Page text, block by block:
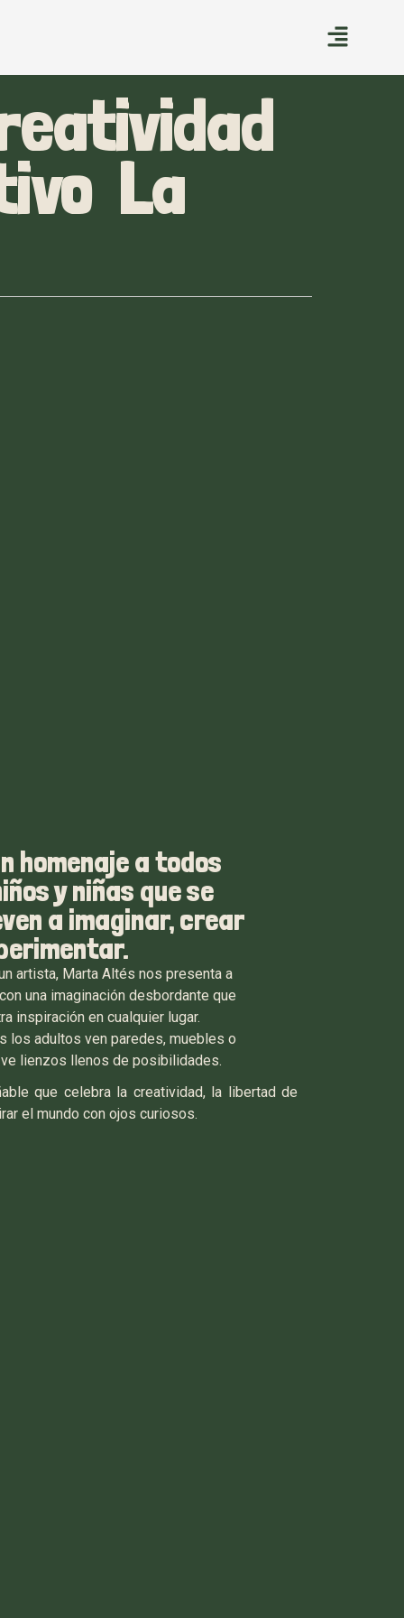
La
homenaje a todos
y niñas que se
a imaginar, crear
artista, Marta Altés nos presenta a
una imaginación desbordante que
inspiración en cualquier lugar.
los adultos ven paredes, muebles o
lienzos llenos de posibilidades.
que celebra la creatividad, la libertad de
el mundo con ojos curiosos.